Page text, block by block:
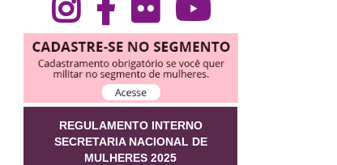
REGULAMENTO INTERNO
SECRETARIA NACIONAL DE
MULHERES 2025